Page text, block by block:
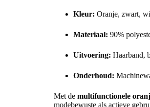
Kleur: Oranje, zwart,
Materiaal: 90%
Uitvoering: Haarband,
Onderhoud:
Met de multifunctionele
modebewuste als actieve